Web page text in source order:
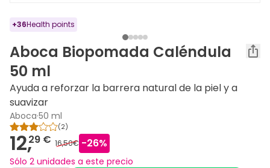
+36Health points
Aboca Biopomada Caléndula
50 ml
Ayuda a reforzar la barrera natural de la piel y a
suavizar
Aboca·50 ml
(2)
12,29 € 16,50€ -26%
Sólo 2 unidades a este precio